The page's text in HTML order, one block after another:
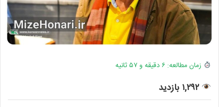
زمان مطالعه: ۶ دقیقه و ۵۷ ثانیه
۱,۲۹۲ بازدید